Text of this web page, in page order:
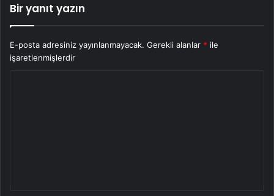
Bir yanıt yazın
E-posta adresiniz yayınlanmayacak. Gerekli alanlar * ile
işaretlenmişlerdir